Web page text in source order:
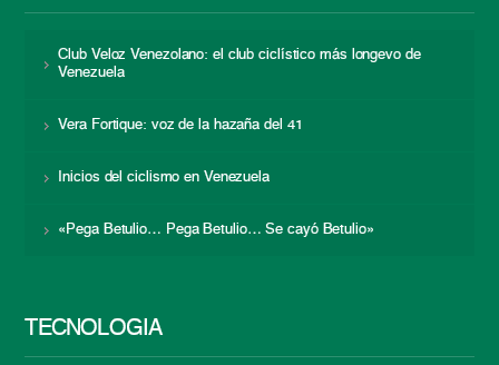
Club Veloz Venezolano: el club ciclístico más longevo de
Venezuela
Vera Fortique: voz de la hazaña del 41
Inicios del ciclismo en Venezuela
«Pega Betulio… Pega Betulio… Se cayó Betulio»
TECNOLOGÍA